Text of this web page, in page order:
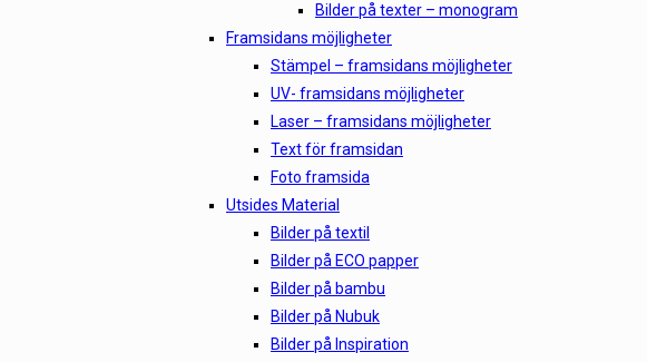
Bilder på texter – monogram
Framsidans möjligheter
Stämpel – framsidans möjligheter
UV- framsidans möjligheter
Laser – framsidans möjligheter
Text för framsidan
Foto framsida
Utsides Material
Bilder på textil
Bilder på ECO papper
Bilder på bambu
Bilder på Nubuk
Bilder på Inspiration